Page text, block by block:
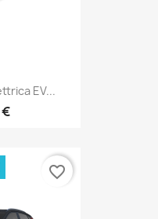
EV...
favorite_border